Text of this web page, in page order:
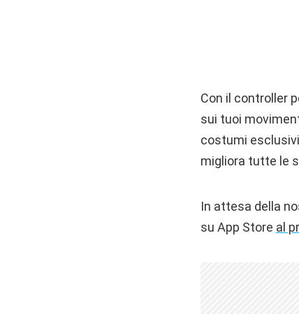
Con il controller
sui tuoi
costumi
migliora tutte le
In attesa della
su App Store al